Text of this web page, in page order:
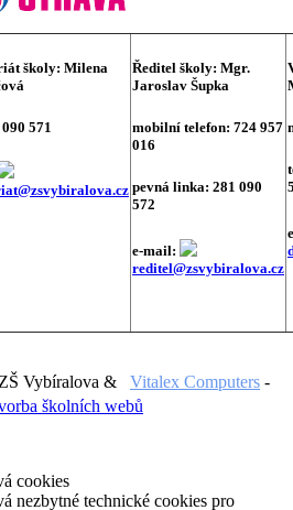
školy: Milena
571
Ředitel školy: Mgr.
Jaroslav Šupka
mobilní telefon: 724 957
016
pevná linka: 281 090
572
e-mail:
reditel@zsvybiralova.cz
Vybíralova & Vitalex Computers -
cookies
nezbytné technické cookies pro